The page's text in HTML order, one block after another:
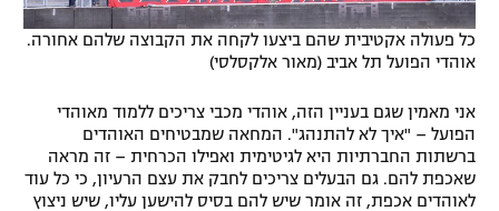
כל פעולה אקטיבית שהם ביצעו לקחה את הקבוצה שלהם אחורה.
אוהדי הפועל תל אביב (מאור אלקסלסי)
אני מאמין שגם בעניין הזה, אוהדי מכבי צריכים ללמוד מאוהדי
הפועל – "איך לא להתנהג". המחאה שמבטיחים האוהדים
ברשתות החברתיות היא לגיטימית ואפילו הכרחית – זה מראה
שאכפת להם. גם הבעלים צריכים לחבק את עצם הרעיון, כי כל עוד
לאוהדים אכפת, זה אומר שיש להם בסיס להישען עליו, שיש ניצוץ